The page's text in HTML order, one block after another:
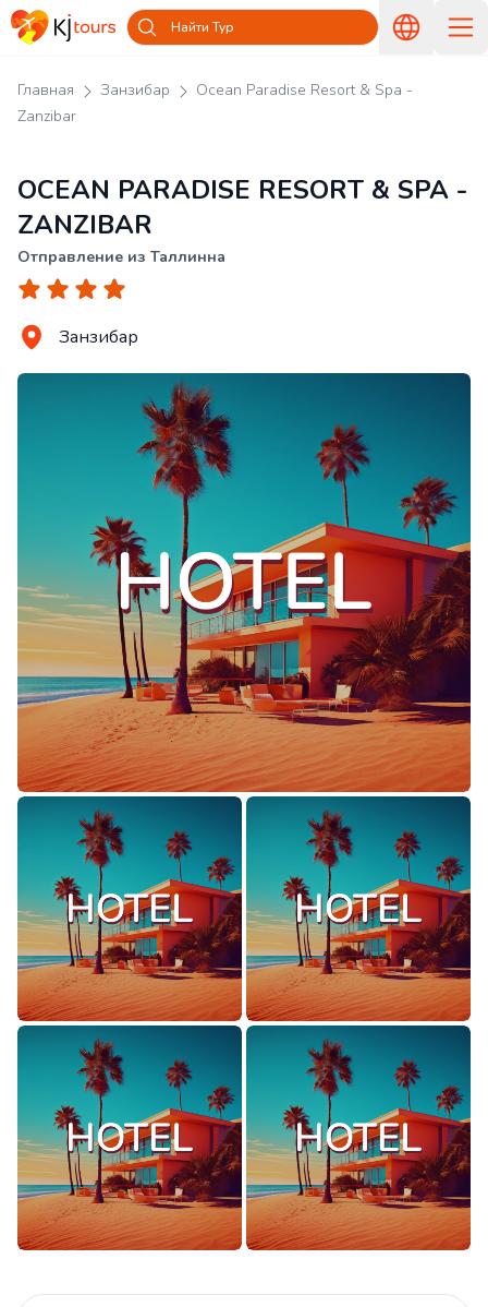
Найти Тур
Главная Занзибар
Ocean Paradise Resort & Spa -
Zanzibar
OCEAN PARADISE RESORT & SPA -
ZANZIBAR
Отправление из Таллинна
Занзибар